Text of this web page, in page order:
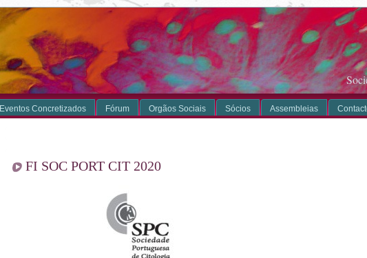
Eventos Concretizados Fórum Orgãos Sociais Sócios Assembleias
FI SOC PORT CIT 2020